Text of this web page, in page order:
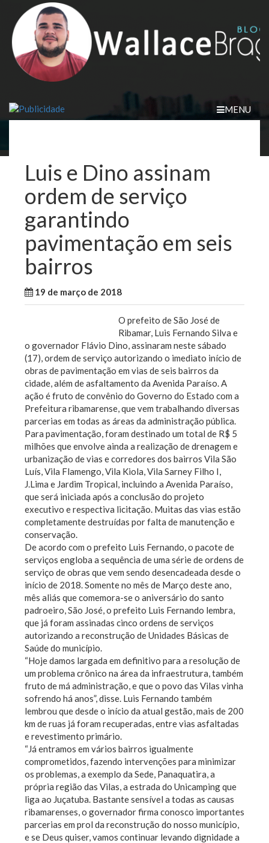
content
MENU
Luis e Dino assinam
ordem de serviço
garantindo
pavimentação em seis
bairros
19 de março de 2018
O prefeito de São José de
Ribamar, Luis Fernando Silva e
o governador Flávio Dino, assinaram neste sábado
(17), ordem de serviço autorizando o imediato início de
obras de pavimentação em vias de seis bairros da
cidade, além de asfaltamento da Avenida Paraíso. A
ação é fruto de convênio do Governo do Estado com a
Prefeitura ribamarense, que vem trabalhando diversas
parcerias em todas as áreas da administração pública.
Para pavimentação, foram destinado um total de R$ 5
milhões que envolve ainda a realização de drenagem e
urbanização de vias e corredores dos bairros Vila São
Luís, Vila Flamengo, Vila Kiola, Vila Sarney Filho I,
J.Lima e Jardim Tropical, incluindo a Avenida Paraíso,
que será iniciada após a conclusão do projeto
executivo e respectiva licitação. Muitas das vias estão
completamente destruídas por falta de manutenção e
conservação.
De acordo com o prefeito Luis Fernando, o pacote de
serviços engloba a sequência de uma série de ordens de
serviço de obras que vem sendo desencadeada desde o
início de 2018. Somente no mês de Março deste ano,
mês aliás que comemora-se o aniversário do santo
padroeiro, São José, o prefeito Luis Fernando lembra,
que já foram assinadas cinco ordens de serviços
autorizando a reconstrução de Unidades Básicas de
Saúde do município.
“Hoje damos largada em definitivo para a resolução de
um problema crônico na área da infraestrutura, também
fruto de má administração, e que o povo das Vilas vinha
sofrendo há anos”, disse. Luis Fernando também
lembrou que desde o início da atual gestão, mais de 200
km de ruas já foram recuperadas, entre vias asfaltadas
e revestimento primário.
“Já entramos em vários bairros igualmente
comprometidos, fazendo intervenções para minimizar
os problemas, a exemplo da Sede, Panaquatira, a
própria região das Vilas, a estrada do Unicamping que
liga ao Juçatuba. Bastante sensível a todas as causas
ribamarenses, o governador firma conosco importantes
parcerias em prol da reconstrução do nosso município,
e se Deus quiser, vamos continuar levando dignidade a